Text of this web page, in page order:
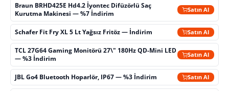
Braun BRHD425E Hd4.2 İyontec Difüzörlü Saç
Kurutma Makinesi — %7 İndirim
Satın Al
Schafer Fit Fry XL 5 Lt Yağsız Fritöz — İndirim Satın Al
TCL 27G64 Gaming Monitörü 27\" 180Hz QD-Mini LED
— %3 İndirim
Satın Al
JBL Go4 Bluetooth Hoparlör, IP67 — %3 İndirim Satın Al